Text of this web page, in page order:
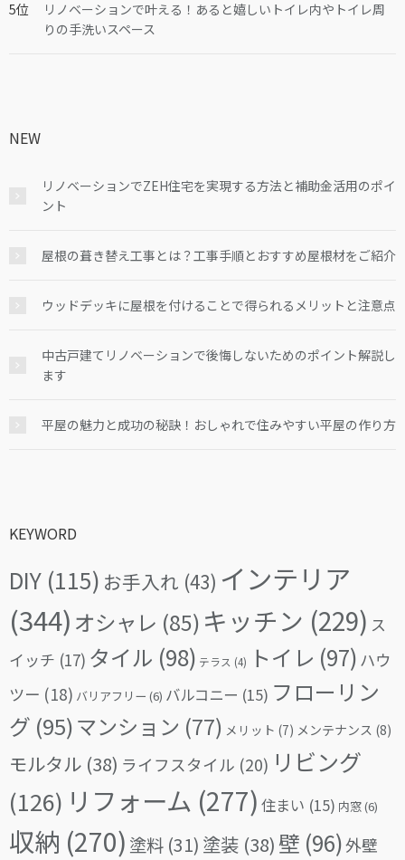
リノベーションで叶える！あると嬉しいトイレ内やトイレ周
りの手洗いスペース
NEW
リノベーションでZEH住宅を実現する方法と補助金活用のポイ
ント
屋根の葺き替え工事とは？工事手順とおすすめ屋根材をご紹介
ウッドデッキに屋根を付けることで得られるメリットと注意点
中古戸建てリノベーションで後悔しないためのポイント解説し
ます
平屋の魅力と成功の秘訣！おしゃれで住みやすい平屋の作り方
KEYWORD
DIY (115) お手入れ (43) インテリア
(344) オシャレ (85) キッチン (229) ス
イッチ (17) タイル (98) テラス (4) トイレ (97) ハウ
ツー (18) バリアフリー (6) バルコニー (15) フローリン
グ (95)マンション (77) メリット (7) メンテナンス (8)
モルタル (38) ライフスタイル (20) リビング
(126) リフォーム (277) 住まい (15) 内窓(6)
収納 (270) 塗料 (31) 塗装 (38) 壁 (96)外壁